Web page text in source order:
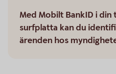
Med Mobilt BankID i din
surfplatta kan du
ärenden hos